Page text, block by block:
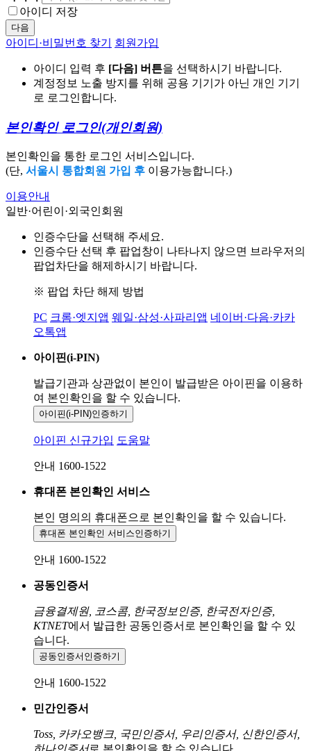
아이디 저장
다음
아이디·비밀번호 찾기 회원가입
아이디 입력 후 [다음] 버튼을 선택하시기 바랍니다.
계정정보 노출 방지를 위해 공용 기기가 아닌 개인 기기
로 로그인합니다.
본인확인 로그인(개인회원)
본인확인을 통한 로그인 서비스입니다.
(단, 서울시 통합회원 가입 후 이용가능합니다.)
이용안내
일반·어린이·외국인회원
인증수단을 선택해 주세요.
인증수단 선택 후 팝업창이 나타나지 않으면 브라우저의
팝업차단을 해제하시기 바랍니다.
※ 팝업 차단 해제 방법
PC 크롬·엣지앱 웨일·삼성·사파리앱 네이버·다음·카카
오톡앱
아이핀(i-PIN)
발급기관과 상관없이 본인이 발급받은 아이핀을 이용하
여 본인확인을 할 수 있습니다.
아이핀(i-PIN)인증하기
아이핀 신규가입 도움말
안내 1600-1522
휴대폰 본인확인 서비스
본인 명의의 휴대폰으로 본인확인을 할 수 있습니다.
휴대폰 본인확인 서비스인증하기
안내 1600-1522
공동인증서
금융결제원, 코스콤, 한국정보인증, 한국전자인증,
KTNET에서 발급한 공동인증서로 본인확인을 할 수 있
습니다.
공동인증서 인증하기
안내 1600-1522
민간인증서
Toss, 카카오뱅크, 국민인증서, 우리인증서, 신한인증서,